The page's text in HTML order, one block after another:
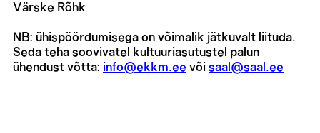
Värske Rõhk
NB: ühispöördumisega on võimalik jätkuvalt liituda.
Seda teha soovivatel kultuuriasutustel palun
ühendust võtta: info@ekkm.ee või saal@saal.ee